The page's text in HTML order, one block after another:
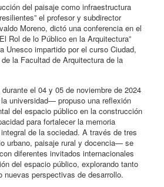
del paisaje como infraestructura
el profesor y subdirector
Moreno, dictó una conferencia en el
Rol de lo Público en la Arquitectura”
Unesco impartido por el curso Ciudad,
la Facultad de Arquitectura de la
el 04 y 05 de noviembre de 2024
universidad— propuso una reflexión
del espacio público en la construcción
para fortalecer la memoria
de la sociedad. A través de tres
urbano, paisaje rural y docencia— se
diferentes invitados internacionales
del espacio público, explorando tanto
perspectivas de desarrollo.